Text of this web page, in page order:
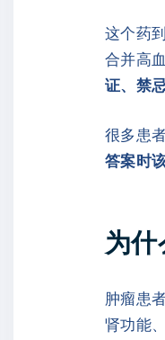
这个药
合并高
证、禁
很多患
答案时
为什
肿瘤患
肾功能